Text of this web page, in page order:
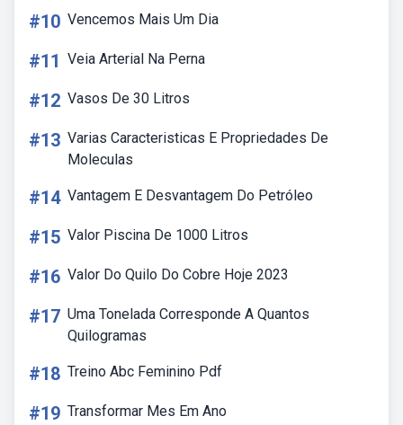
#10 Vencemos Mais Um Dia
#11 Veia Arterial Na Perna
#12 Vasos De 30 Litros
#13 Varias Caracteristicas E Propriedades De
Moleculas
#14 Vantagem E Desvantagem Do Petróleo
#15 Valor Piscina De 1000 Litros
#16 Valor Do Quilo Do Cobre Hoje 2023
#17 Uma Tonelada Corresponde A Quantos
Quilogramas
#18 Treino Abc Feminino Pdf
#19 Transformar Mes Em Ano